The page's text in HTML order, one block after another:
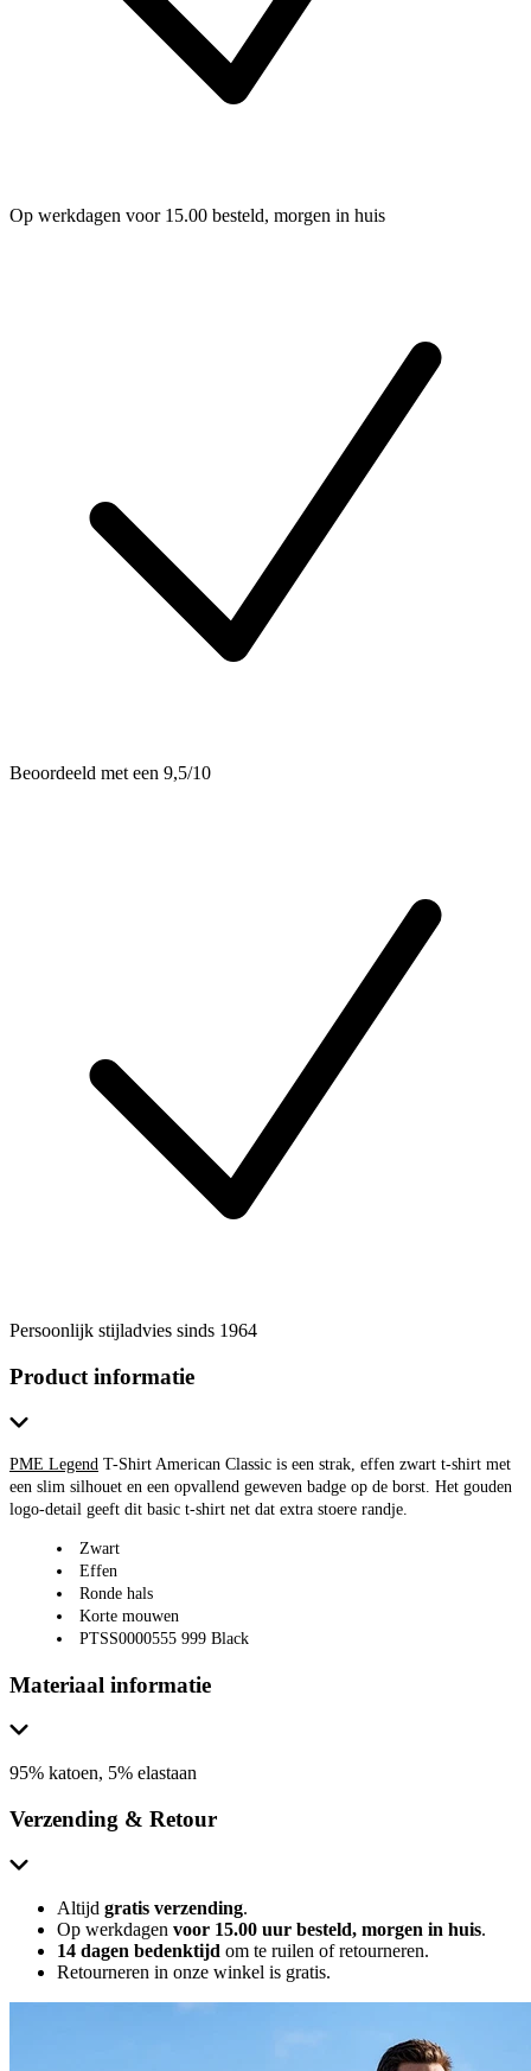
Op werkdagen voor 15.00 besteld, morgen in huis
Beoordeeld met een 9,5/10
Persoonlijk stijladvies sinds 1964
Product informatie
PME Legend T-Shirt American Classic is een strak, effen zwart t-shirt met
een slim silhouet en een opvallend geweven badge op de borst. Het gouden
logo-detail geeft dit basic t-shirt net dat extra stoere randje.
Zwart
Effen
Ronde hals
Korte mouwen
PTSS0000555 999 Black
Materiaal informatie
95% katoen, 5% elastaan
Verzending & Retour
Altijd gratis verzending.
Op werkdagen voor 15.00 uur besteld, morgen in huis.
14 dagen bedenktijd om te ruilen of retourneren.
Retourneren in onze winkel is gratis.